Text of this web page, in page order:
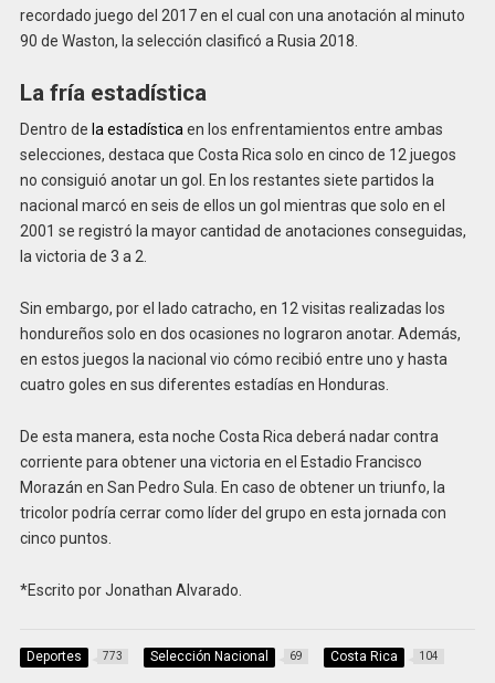
recordado juego del 2017 en el cual con una anotación al minuto
90 de Waston, la selección clasificó a Rusia 2018.
La fría estadística
Dentro de la estadística en los enfrentamientos entre ambas
selecciones, destaca que Costa Rica solo en cinco de 12 juegos
no consiguió anotar un gol. En los restantes siete partidos la
nacional marcó en seis de ellos un gol mientras que solo en el
2001 se registró la mayor cantidad de anotaciones conseguidas,
la victoria de 3 a 2.
Sin embargo, por el lado catracho, en 12 visitas realizadas los
hondureños solo en dos ocasiones no lograron anotar. Además,
en estos juegos la nacional vio cómo recibió entre uno y hasta
cuatro goles en sus diferentes estadías en Honduras.
De esta manera, esta noche Costa Rica deberá nadar contra
corriente para obtener una victoria en el Estadio Francisco
Morazán en San Pedro Sula. En caso de obtener un triunfo, la
tricolor podría cerrar como líder del grupo en esta jornada con
cinco puntos.
*Escrito por Jonathan Alvarado.
Deportes 773 Selección Nacional 69 Costa Rica 104